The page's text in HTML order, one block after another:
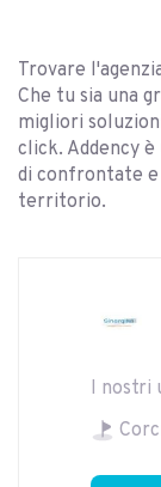
Trovare
Che tu sia una
migliori
click. Addency
di confrontate e
territorio.
I nostri